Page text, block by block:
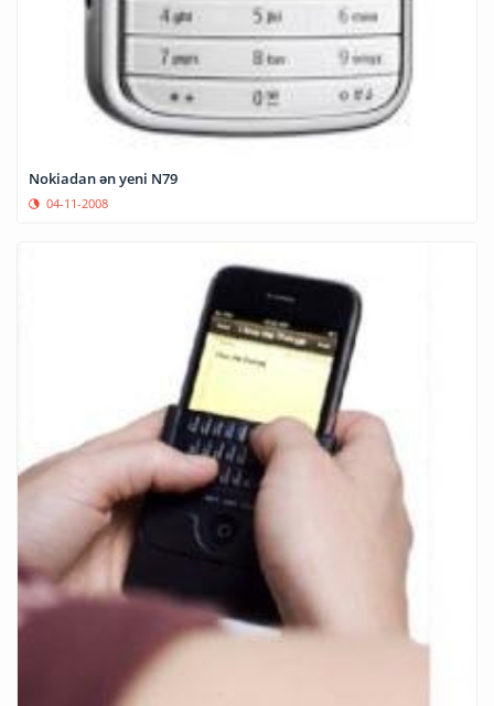
Nokiadan ən yeni N79
04-11-2008